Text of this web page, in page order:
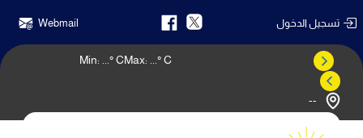
تسجيل الدخول Webmail
--
Max: ° C
Min: ° C